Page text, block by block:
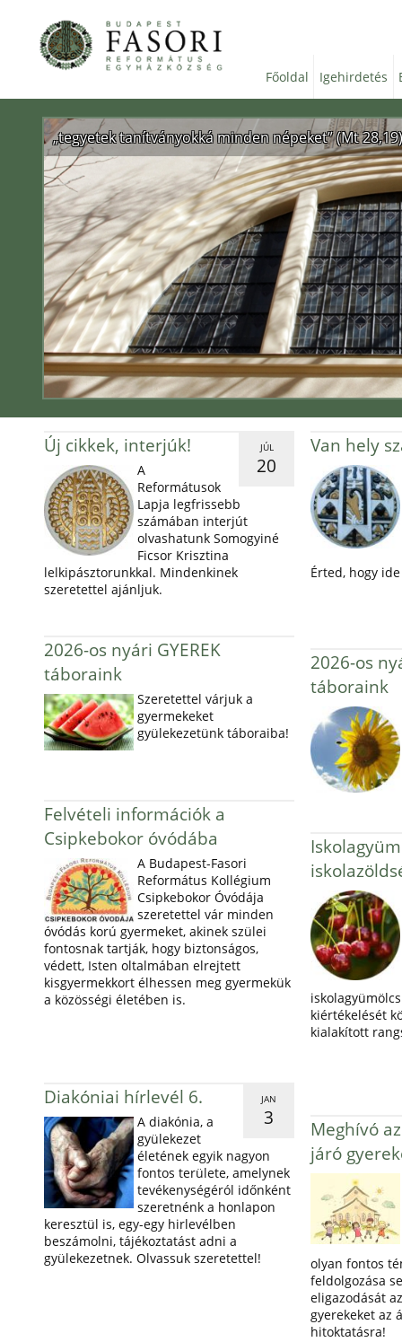
Főoldal Igehirdetés
„tegyetek tanítványokká minden népeket” (Mt 28,19)
JÚL
20
Új cikkek, interjúk!
A
Reformátusok
Lapja legfrissebb
számában interjút
olvashatunk Somogyiné
Ficsor Krisztina
lelkipásztorunkkal. Mindenkinek
szeretettel ajánljuk.
Van hely
Érted, hogy
2026-os nyári GYEREK
táboraink
Szeretettel várjuk a
gyermekeket
gyülekezetünk táboraiba!
2026-os
táboraink
Felvételi információk a
Csipkebokor óvódába
A Budapest-Fasori
Református Kollégium
Csipkebokor Óvódája
szeretettel vár minden
óvódás korú gyermeket, akinek szülei
fontosnak tartják, hogy biztonságos,
védett, Isten oltalmában elrejtett
kisgyermekkort élhessen meg gyermekük
a közösségi életében is.
kiértékelését
kialakított
JAN
3
Diakóniai hírlevél 6.
A diakónia, a
gyülekezet
életének egyik nagyon
fontos területe, amelynek
tevékenységéról időnként
szeretnénk a honlapon
keresztül is, egy-egy hirlevélben
beszámolni, tájékoztatást adni a
gyülekezetnek. Olvassuk szeretettel!
Meghívó
járó
olyan fontos
feldolgozása
eligazodását
gyerekeket az
hitoktatásra!